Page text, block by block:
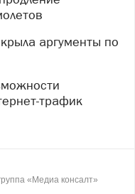
трафик
«Медиа консалт»